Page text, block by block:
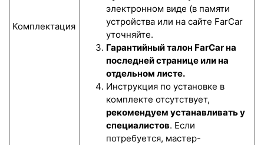
Комплектация
электронном виде (в памяти
устройства или на сайте FarCar
уточняйте.
Гарантийный талон FarCar на
последней странице или на
отдельном листе.
Инструкция по установке в
комплекте отсутствует,
рекомендуем устанавливать у
специалистов. Если
потребуется, мастер-